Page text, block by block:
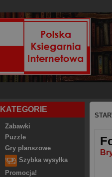
KATEGORIE
Zabawki
Puzzle
Gry planszowe
Szybka wysyłka
Promocja!